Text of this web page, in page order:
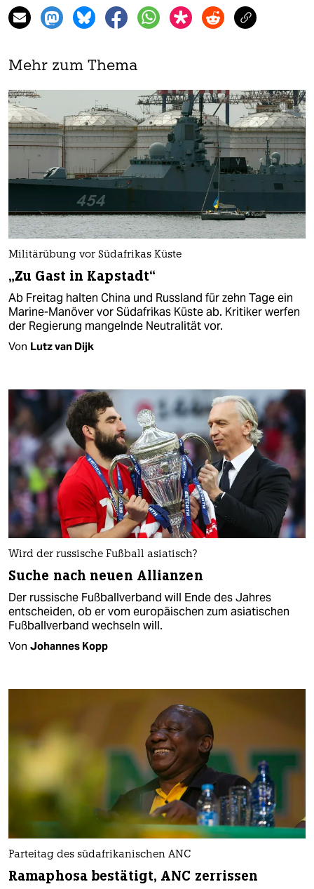
Mehr zum Thema
Militärübung vor Südafrikas Küste
„Zu Gast in Kapstadt“
Ab Freitag halten China und Russland für zehn Tage ein
Marine-Manöver vor Südafrikas Küste ab. Kritiker werfen
der Regierung mangelnde Neutralität vor.
Von Lutz van Dijk
Wird der russische Fußball asiatisch?
Suche nach neuen Allianzen
Der russische Fußballverband will Ende des Jahres
entscheiden, ob er vom europäischen zum asiatischen
Fußballverband wechseln will.
Von Johannes Kopp
Parteitag des südafrikanischen ANC
Ramaphosa bestätigt, ANC zerrissen